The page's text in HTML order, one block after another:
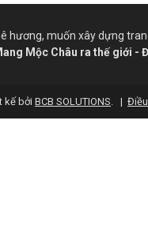
hương, muốn xây dựng
Mộc Châu ra thế giới -
kế bởi BCB SOLUTIONS. |